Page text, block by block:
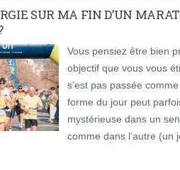
SUR MA FIN D’UN
Vous pensiez être bien
objectif que vous vous
s’est pas passée
forme du jour peut
mystérieuse dans un
comme dans l’autre (un